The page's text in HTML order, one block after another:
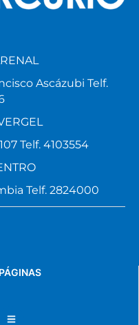
PÁGINAS
Ascázubi Telf.
Telf. 4103554
Telf. 2824000